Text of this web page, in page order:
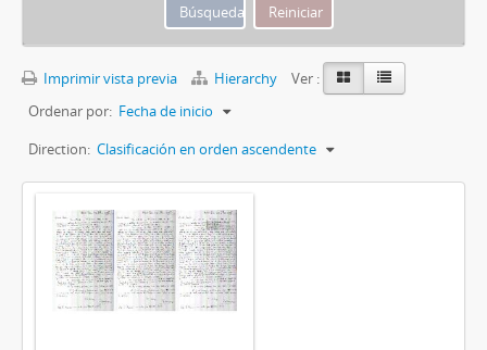
Imprimir vista previa Hierarchy
Ver :
Ordenar por: Fecha de inicio
Direction: Clasificación en orden ascendente